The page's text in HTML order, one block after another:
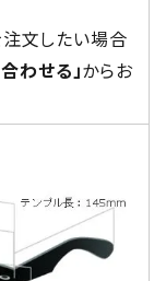
文したい場合
わせる」からお